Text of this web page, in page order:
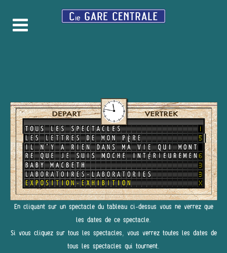
En cliquant sur un spectacle du tableau ci-dessus vous ne verrez que
les dates de ce spectacle.
Si vous cliquez sur tous les spectacles, vous verrez toutes les dates de
tous les spectacles qui tournent.